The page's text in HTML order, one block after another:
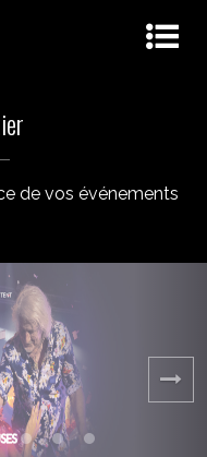
de vos événements